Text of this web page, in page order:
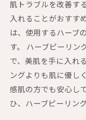
肌トラブルを改善す
入れることがおすす
は、使用するハーブ
す。 ハーブピーリン
で、美肌を手に入れ
ングよりも肌に優し
感肌の方でも安心し
ひ、ハーブピーリン